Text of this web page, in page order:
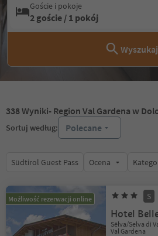
Goście i pokoje
2 goście / 1 pokój
Wyszukaj
338Wyniki- Region Val Gardena w
Sortuj według: Polecane
Südtirol Guest Pass Ocena
Możliwość rezerwacji online S
Hotel
Sëlva/Selva di
Val Gardena